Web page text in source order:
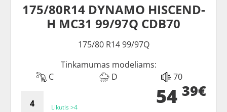
175/80R14 DYNAMO HISCEND-
H MC31 99/97Q CDB70
175/80 R14 99/97Q
Tinkamumas modeliams:
C
D 70
Likutis >4 54 39€